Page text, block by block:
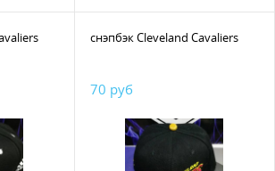
снэпбэк Cleveland Cavaliers
70 руб